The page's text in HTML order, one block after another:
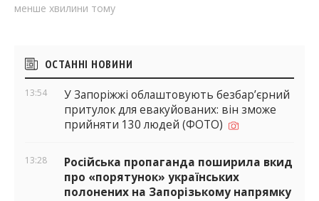
менше хвилини тому
Бічні
віджети
ОСТАННІ НОВИНИ
13:54
У Запоріжжі облаштовують безбар’єрний
притулок для евакуйованих: він зможе
прийняти 130 людей (ФОТО)
13:28
Російська пропаганда поширила вкид
про «порятунок» українських
полонених на Запорізькому напрямку